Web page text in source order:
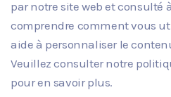
par notre site web et consulté
comprendre comment vous
aide à personnaliser le
Veuillez consulter notre
pour en savoir plus.